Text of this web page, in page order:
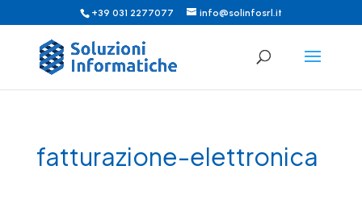
+39 031 2277077 info@solinfosrl.it
fatturazione-elettronica